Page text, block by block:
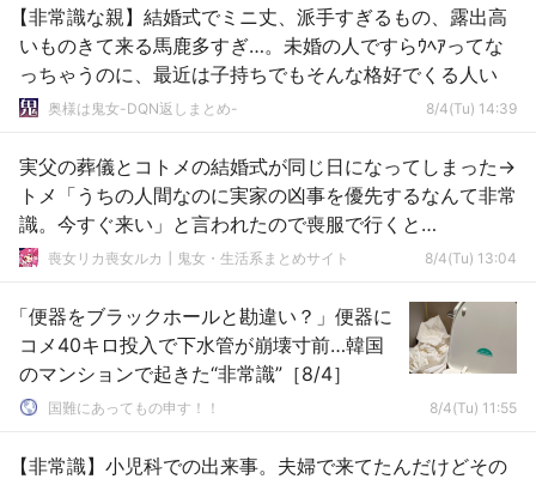
【非常識な親】結婚式でミニ丈、派手すぎるもの、露出高
いものきて来る馬鹿多すぎ…。未婚の人ですらｳﾍｱってな
っちゃうのに、最近は子持ちでもそんな格好でくる人い
奥様は鬼女-DQN返しまとめ- 8/4(Tu) 14:39
実父の葬儀とコトメの結婚式が同じ日になってしまった→
トメ「うちの人間なのに実家の凶事を優先するなんて非常
識。今すぐ来い」と言われたので喪服で行くと…
喪女リカ喪女ルカ┃鬼女・生活系まとめサイト 8/4(Tu) 13:04
「便器をブラックホールと勘違い？」便器に
コメ40キロ投入で下水管が崩壊寸前…韓国
のマンションで起きた“非常識”［8/4］
国難にあってもの申す！！ 8/4(Tu) 11:55
【非常識】小児科での出来事。夫婦で来てたんだけどその